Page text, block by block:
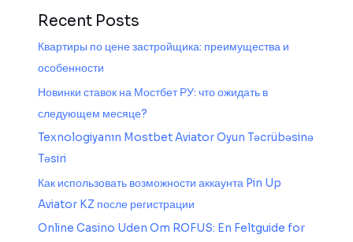
Recent Posts
Квартиры по цене застройщика: преимущества и
особенности
Новинки ставок на Мостбет РУ: что ожидать в
следующем месяце?
Texnologiyanın Mostbet Aviator Oyun Təcrübəsinə
Təsiri
Как использовать возможности аккаунта Pin Up
Aviator KZ после регистрации
Online Casino Uden Om ROFUS: En Feltguide for